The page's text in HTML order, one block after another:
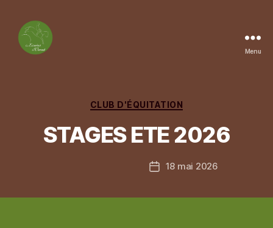
Menu
Catégories
CLUB D'ÉQUITATION
STAGES ETE 2026
Date18 mai 2026